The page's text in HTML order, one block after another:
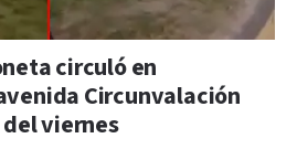
circuló en
Circunvalación
viernes